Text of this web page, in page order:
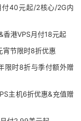
付40元起/2核心/2G内
香港VPS月付18元起
节限时8折优惠
限时8折与季付额外赠
主机6折优惠&充值赠